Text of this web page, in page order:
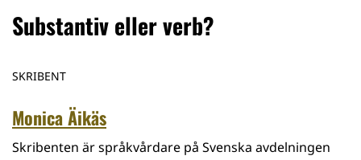
Substantiv eller verb?
SKRIBENT
Monica Äikäs
Skribenten är språkvårdare på Svenska avdelningen